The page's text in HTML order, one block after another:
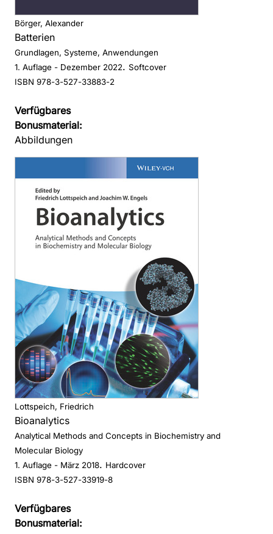
Börger, Alexander
Batterien
Grundlagen, Systeme, Anwendungen
1. Auflage - Dezember 2022. Softcover
ISBN 978-3-527-33883-2
Verfügbares
Bonusmaterial:
Abbildungen
Lottspeich, Friedrich
Bioanalytics
Analytical Methods and Concepts in Biochemistry and
Molecular Biology
1. Auflage - März 2018. Hardcover
ISBN 978-3-527-33919-8
Verfügbares
Bonusmaterial: